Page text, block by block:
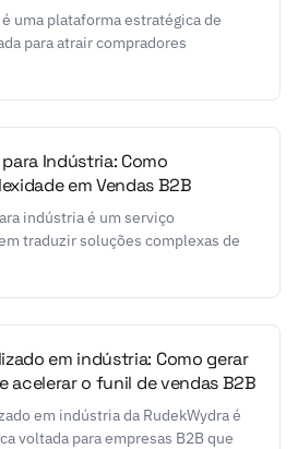
uma plataforma estratégica de
para atrair compradores
Indústria: Como
em Vendas B2B
indústria é um serviço
traduzir soluções complexas de
em indústria: Como gerar
acelerar o funil de vendas B2B
em indústria da RudekWydra é
voltada para empresas B2B que